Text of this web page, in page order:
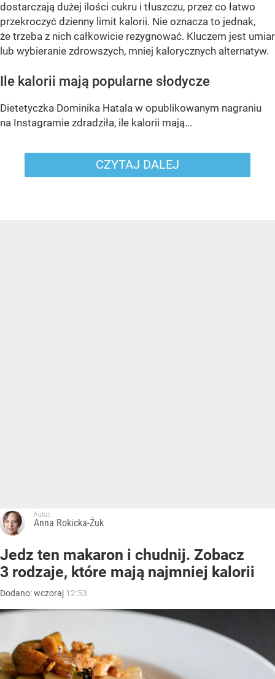
dostarczają dużej ilości cukru i tłuszczu, przez co łatwo
przekroczyć dzienny limit kalorii. Nie oznacza to jednak,
że trzeba z nich całkowicie rezygnować. Kluczem jest umiar
lub wybieranie zdrowszych, mniej kalorycznych alternatyw.
Ile kalorii mają popularne słodycze
Dietetyczka Dominika Hatala w opublikowanym nagraniu
na Instagramie zdradziła, ile kalorii mają...
CZYTAJ DALEJ
Autor:
Anna Rokicka-Żuk
Jedz ten makaron i chudnij. Zobacz
3 rodzaje, które mają najmniej kalorii
Dodano:wczoraj 12:53